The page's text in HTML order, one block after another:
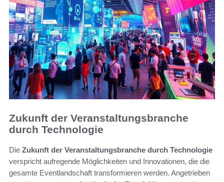
Zukunft der Veranstaltungsbranche
durch Technologie
Die Zukunft der Veranstaltungsbranche durch Technologie
verspricht aufregende Möglichkeiten und Innovationen, die die
gesamte Eventlandschaft transformieren werden. Angetrieben